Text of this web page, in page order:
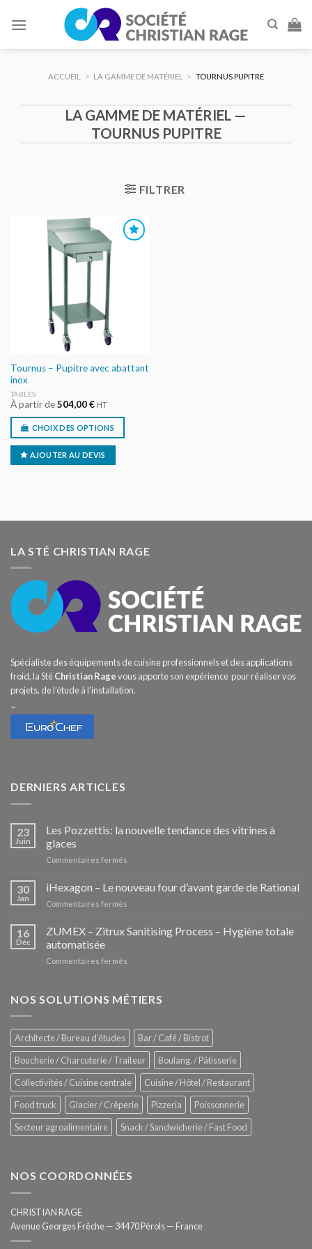
ACCUEIL > LA GAMME DE MATÉRIEL > TOURNUS PUPITRE
LA GAMME DE MATÉRIEL —
TOURNUS PUPITRE
FILTRER
AJOUTER
AU DEVIS
Tournus – Pupitre avec abattant
inox
TABLES
À partir de504,00€ HT
CHOIX DES OPTIONS
AJOUTER AU DEVIS
LA STÉ CHRISTIAN RAGE
Spécialiste des équipements de cuisine professionnels et des applications
froid, la StéChristian Ragevous apporte son expérience pour réaliser vos
projets, de l’étude à l’installation.
–
DERNIERS ARTICLES
23
Juin
Les Pozzettis: la nouvelle tendance des vitrines à
glaces
Commentaires fermés
Pozzettis:
la
des
30
Jan
iHexagon – Le nouveau four d’avant garde de Rational
Commentaires fermés
–
Le
de
16
Déc
ZUMEX – Zitrux Sanitising Process – Hygiène totale
automatisée
Commentaires fermés
Zitrux
–
Hygiène
totale
automatisée
NOS SOLUTIONS MÉTIERS
Architecte / Bureau d'études
Bar / Café / Bistrot
Boucherie / Charcuterie / Traiteur
Boulang. / Pâtisserie
Collectivités / Cuisine centrale
Cuisine / Hôtel / Restaurant
Food truck
Glacier / Crêperie Pizzeria
Poissonnerie
Secteur agroalimentaire
Snack / Sandwicherie / Fast Food
NOS COORDONNÉES
CHRISTIAN RAGE
Avenue Georges Frêche — 34470 Pérols — France